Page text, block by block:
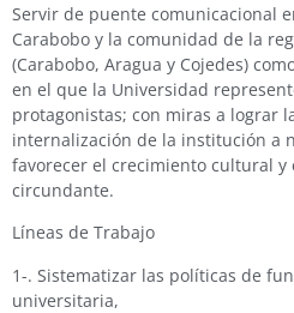
Servir de puente comunicacional
Carabobo y la comunidad de la
(Carabobo, Aragua y Cojedes)
en el que la Universidad
protagonistas; con miras a lograr
internalización de la institución a
favorecer el crecimiento cultural y
circundante.
Líneas de Trabajo
1-. Sistematizar las políticas de
universitaria,